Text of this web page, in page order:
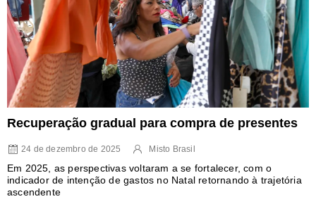
Recuperação gradual para compra de presentes
24 de dezembro de 2025 Misto Brasil
Em 2025, as perspectivas voltaram a se fortalecer, com o
indicador de intenção de gastos no Natal retornando à trajetória
ascendente